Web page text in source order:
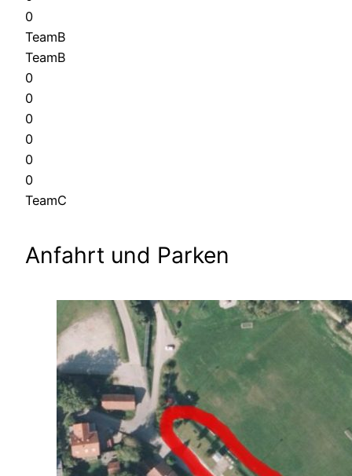
0
TeamB
TeamB
0
0
0
0
0
0
TeamC
Anfahrt und Parken